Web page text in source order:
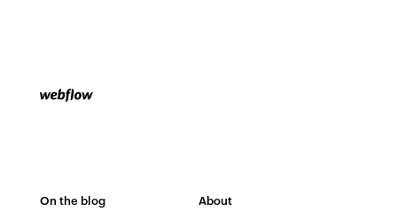
On the blog About